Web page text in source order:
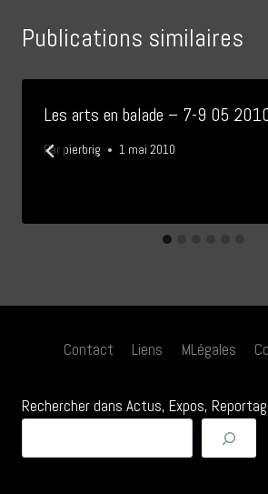
Publications similaires
Les arts en balade – 7-9 05
Par pierbrig 1 mai 2010
Contact Liens MLégales
Rechercher dans Actus, Expos,